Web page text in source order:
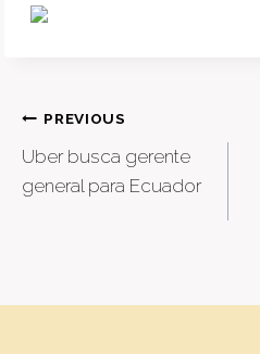
Post
navigation
PREVIOUS
Uber busca gerente
general para Ecuador